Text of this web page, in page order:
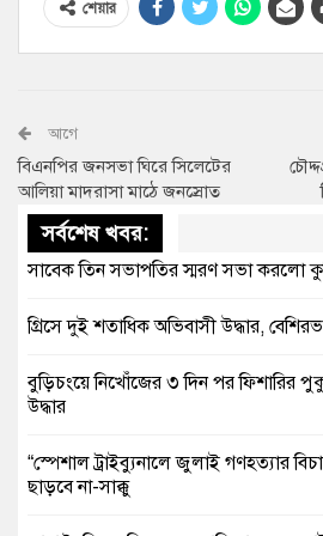
শেয়ার
আগে
বিএনপির জনসভা ঘিরে সিলেটের
আলিয়া মাদরাসা মাঠে জনস্রোত
সর্বশেষ খবর:
সাবেক তিন সভাপতির স্মরণ সভা করলো
গ্রিসে দুই শতাধিক অভিবাসী উদ্ধার,
বুড়িচংয়ে নিখোঁজের ৩ দিন পর ফিশারির
উদ্ধার
“স্পেশাল ট্রাইব্যুনালে জুলাই গণহত্যার
ছাড়বে না-সাক্কু